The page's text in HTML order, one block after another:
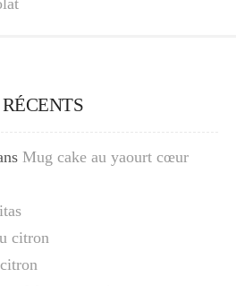
Mug cake au yaourt cœur
citron